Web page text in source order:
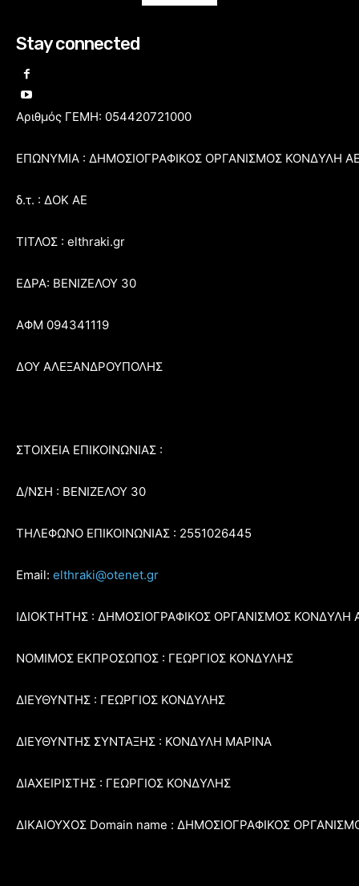
Stay connected
Αριθμός ΓΕΜΗ: 054420721000
ΕΠΩΝΥΜΙΑ : ΔΗΜΟΣΙΟΓΡΑΦΙΚΟΣ ΟΡΓΑΝΙΣΜΟΣ ΚΟΝΔΥΛΗ
δ.τ. : ΔΟΚ ΑΕ
ΤΙΤΛΟΣ : elthraki.gr
ΕΔΡΑ: ΒΕΝΙΖΕΛΟΥ 30
ΑΦΜ 094341119
ΔΟΥ ΑΛΕΞΑΝΔΡΟΥΠΟΛΗΣ
ΣΤΟΙΧΕΙΑ ΕΠΙΚΟΙΝΩΝΙΑΣ :
Δ/ΝΣΗ : ΒΕΝΙΖΕΛΟΥ 30
ΤΗΛΕΦΩΝΟ ΕΠΙΚΟΙΝΩΝΙΑΣ : 2551026445
Email: elthraki@otenet.gr
ΙΔΙΟΚΤΗΤΗΣ : ΔΗΜΟΣΙΟΓΡΑΦΙΚΟΣ ΟΡΓΑΝΙΣΜΟΣ ΚΟΝΔΥΛΗ
ΝΟΜΙΜΟΣ ΕΚΠΡΟΣΩΠΟΣ : ΓΕΩΡΓΙΟΣ ΚΟΝΔΥΛΗΣ
ΔΙΕΥΘΥΝΤΗΣ : ΓΕΩΡΓΙΟΣ ΚΟΝΔΥΛΗΣ
ΔΙΕΥΘΥΝΤΗΣ ΣΥΝΤΑΞΗΣ : ΚΟΝΔΥΛΗ ΜΑΡΙΝΑ
ΔΙΑΧΕΙΡΙΣΤΗΣ : ΓΕΩΡΓΙΟΣ ΚΟΝΔΥΛΗΣ
ΔΙΚΑΙΟΥΧΟΣ Domain name : ΔΗΜΟΣΙΟΓΡΑΦΙΚΟΣ